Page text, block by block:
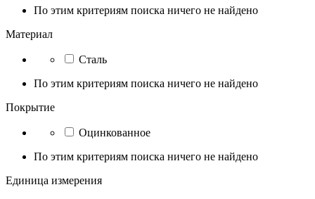
По этим критериям поиска ничего не найдено
Материал
Сталь
По этим критериям поиска ничего не найдено
Покрытие
Оцинкованное
По этим критериям поиска ничего не найдено
Единица измерения